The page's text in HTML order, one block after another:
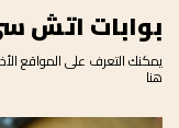
بوابات اتش
يمكنك التعرف على المواقع
هنا